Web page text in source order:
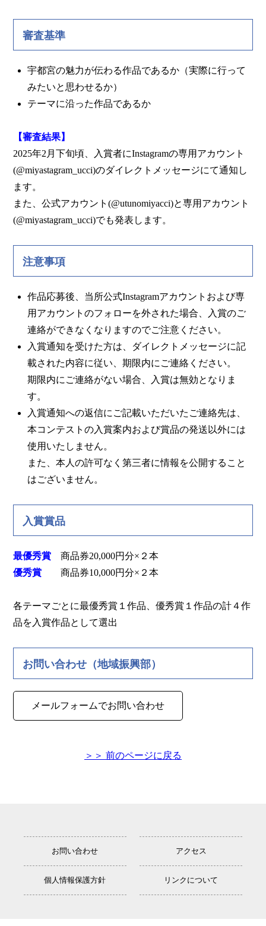
審査基準
宇都宮の魅力が伝わる作品であるか（実際に行って
みたいと思わせるか）
テーマに沿った作品であるか
【審査結果】
2025年2月下旬頃、入賞者にInstagramの専用アカウント
(@miyastagram_ucci)のダイレクトメッセージにて通知し
ます。
また、公式アカウント(@utunomiyacci)と専用アカウント
(@miyastagram_ucci)でも発表します。
注意事項
作品応募後、当所公式Instagramアカウントおよび専
用アカウントのフォローを外された場合、入賞のご
連絡ができなくなりますのでご注意ください。
入賞通知を受けた方は、ダイレクトメッセージに記
載された内容に従い、期限内にご連絡ください。
期限内にご連絡がない場合、入賞は無効となりま
す。
入賞通知への返信にご記載いただいたご連絡先は、
本コンテストの入賞案内および賞品の発送以外には
使用いたしません。
また、本人の許可なく第三者に情報を公開すること
はございません。
入賞賞品
最優秀賞 商品券20,000円分×２本
優秀賞
商品券10,000円分×２本
各テーマごとに最優秀賞１作品、優秀賞１作品の計４作
品を入賞作品として選出
お問い合わせ（地域振興部）
メールフォームでお問い合わせ
＞＞ 前のページに戻る
お問い合わせ アクセス
個人情報保護方針 リンクについて